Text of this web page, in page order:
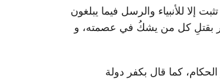
إلا للأنبياء والرسل فيما يبلغون
بقتلِ كل من يشكُ في عصمته، و
كما قال بكفر دولة